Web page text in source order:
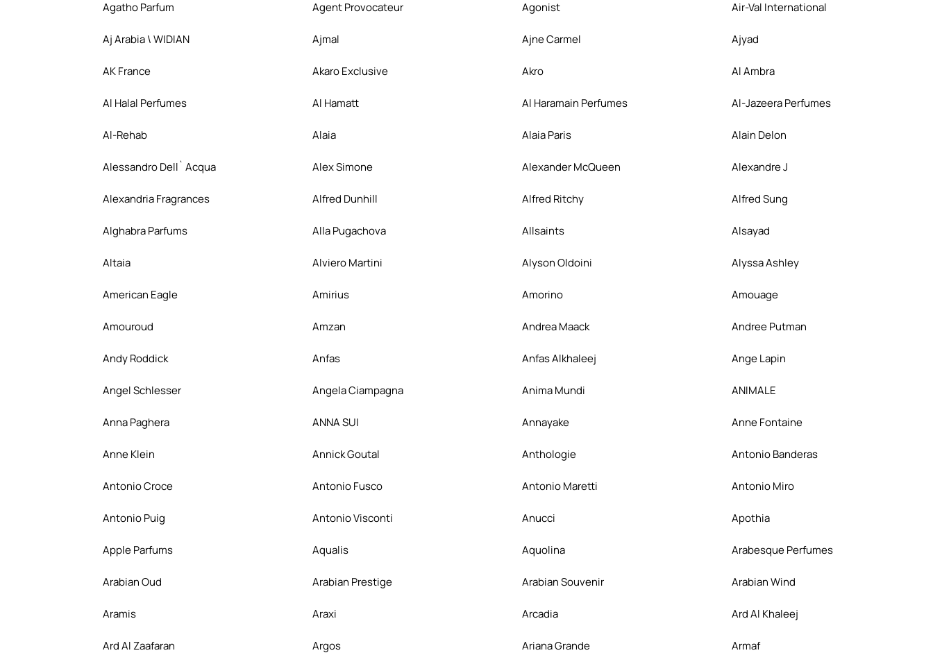
Agatho Parfum Agent Provocateur Agonist Air-Val International
Aj Arabia \ WIDIAN Ajmal Ajne Carmel Ajyad
AK France Akaro Exclusive Akro Al Ambra
Al Halal Perfumes Al Hamatt Al Haramain Perfumes Al-Jazeera Perfumes
Al-Rehab Alaia Alaia Paris Alain Delon
Alessandro Dell` Acqua Alex Simone Alexander McQueen Alexandre J
Alexandria Fragrances Alfred Dunhill Alfred Ritchy Alfred Sung
Alghabra Parfums Alla Pugachova Allsaints Alsayad
Altaia Alviero Martini Alyson Oldoini Alyssa Ashley
American Eagle Amirius Amorino Amouage
Amouroud Amzan Andrea Maack Andree Putman
Andy Roddick Anfas Anfas Alkhaleej Ange Lapin
Angel Schlesser Angela Ciampagna Anima Mundi ANIMALE
Anna Paghera ANNA SUI Annayake Anne Fontaine
Anne Klein Annick Goutal Anthologie Antonio Banderas
Antonio Croce Antonio Fusco Antonio Maretti Antonio Miro
Antonio Puig Antonio Visconti Anucci Apothia
Apple Parfums Aqualis Aquolina Arabesque Perfumes
Arabian Oud Arabian Prestige Arabian Souvenir Arabian Wind
Aramis Araxi Arcadia Ard Al Khaleej
Ard Al Zaafaran Argos Ariana Grande Armaf